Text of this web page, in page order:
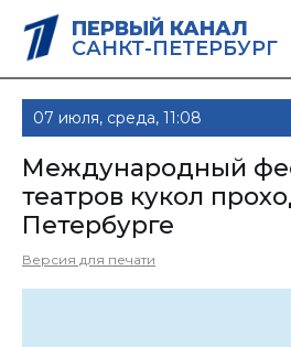
ПЕРВЫЙ КАНАЛ
САНКТ-ПЕТЕРБУРГ
07 июля, среда, 11:08
Международный
театров кукол
Петербурге
Версия для печати